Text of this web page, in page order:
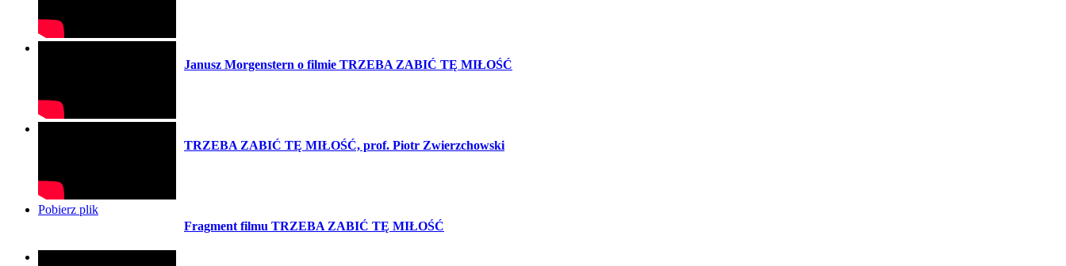
Janusz Morgenstern o filmie TRZEBA ZABIĆ TĘ MIŁOŚĆ
TRZEBA ZABIĆ TĘ MIŁOŚĆ, prof. Piotr Zwierzchowski
Pobierz plik
Fragment filmu TRZEBA ZABIĆ TĘ MIŁOŚĆ